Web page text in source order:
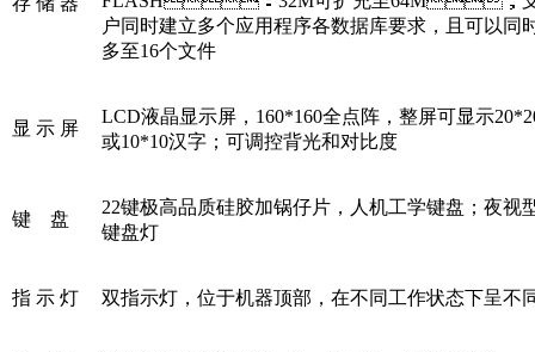
户同时建立多个应用程序各数据库要求，且可以同
多至16个文件
显 示 屏
LCD液晶显示屏，160*160全点阵，整屏可显示
或10*10汉字；可调控背光和对比度
键 盘
22键极高品质硅胶加锅仔片，人机工学键盘；夜视
键盘灯
指 示 灯 双指示灯，位于机器顶部，在不同工作状态下呈不